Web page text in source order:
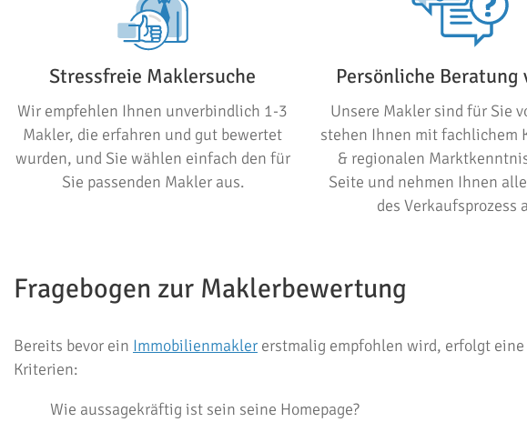
Stressfreie Maklersuche
Wir empfehlen Ihnen unverbindlich 1-3
Makler, die erfahren und gut bewertet
wurden, und Sie wählen einfach den für
Sie passenden Makler aus.
Persönliche Beratung
Unsere Makler sind für Sie
stehen Ihnen mit fachlichem
& regionalen
Seite und nehmen Ihnen
des Verkaufsprozess
Fragebogen zur Maklerbewertung
Bereits bevor ein Immobilienmakler erstmalig empfohlen wird, erfolgt
Kriterien:
Wie aussagekräftig ist sein seine Homepage?